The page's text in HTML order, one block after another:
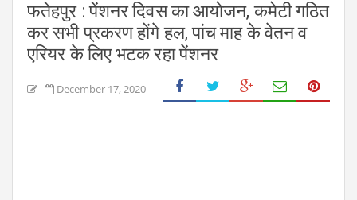
फतेहपुर : पेंशनर दिवस का आयोजन, कमेटी गठित
कर सभी प्रकरण होंगे हल, पांच माह के वेतन व
एरियर के लिए भटक रहा पेंशनर
December 17, 2020